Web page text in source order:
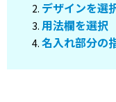
デザインを選
用法欄を選択
名入れ部分の